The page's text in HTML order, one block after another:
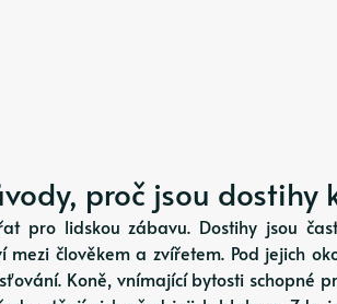
proč jsou dostihy
pro lidskou zábavu. Dostihy jsou
člověkem a zvířetem. Pod jejich
Koně, vnímající bytosti schopné